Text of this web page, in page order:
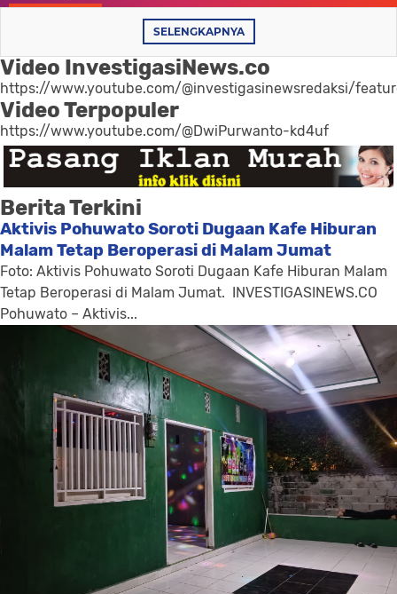
SELENGKAPNYA
Video InvestigasiNews.co
https://www.youtube.com/@investigasinewsredaksi/
Video Terpopuler
https://www.youtube.com/@DwiPurwanto-kd4uf
Berita Terkini
Aktivis Pohuwato Soroti Dugaan Kafe Hiburan
Malam Tetap Beroperasi di Malam Jumat
Foto: Aktivis Pohuwato Soroti Dugaan Kafe Hiburan Malam
Tetap Beroperasi di Malam Jumat. INVESTIGASINEWS.CO
Pohuwato – Aktivis...